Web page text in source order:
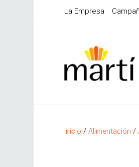
La Empresa
Inicio / Alimentación /